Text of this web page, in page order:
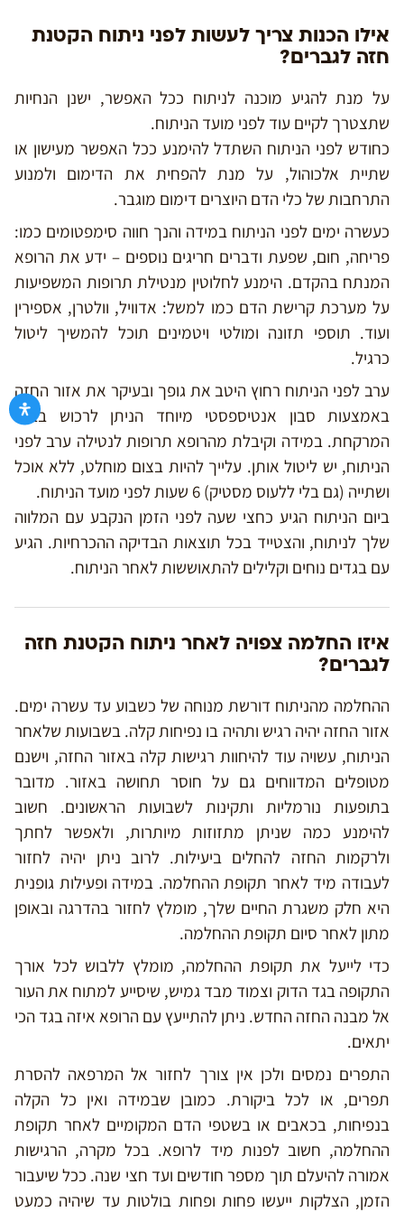
אילו הכנות צריך לעשות לפני ניתוח הקטנת
חזה לגברים?
על מנת להגיע מוכנה לניתוח ככל האפשר, ישנן הנחיות
שתצטרך לקיים עוד לפני מועד הניתוח.
כחודש לפני הניתוח השתדל להימנע ככל האפשר מעישון או
שתיית אלכוהול, על מנת להפחית את הדימום ולמנוע
התרחבות של כלי הדם היוצרים דימום מוגבר.
כעשרה ימים לפני הניתוח במידה והנך חווה סימפטומים כמו:
פריחה, חום, שפעת ודברים חריגים נוספים – ידע את הרופא
המנתח בהקדם. הימנע לחלוטין מנטילת תרופות המשפיעות
על מערכת קרישת הדם כמו למשל: אדוויל, וולטרן, אספירין
ועוד. תוספי תזונה ומולטי ויטמינים תוכל להמשיך ליטול
כרגיל.
ערב לפני הניתוח רחוץ היטב את גופך ובעיקר את אזור החזה
באמצעות סבון אנטיספסטי מיוחד הניתן לרכוש בבתי
המרקחת. במידה וקיבלת מהרופא תרופות לנטילה ערב לפני
הניתוח, יש ליטול אותן. עלייך להיות בצום מוחלט, ללא אוכל
ושתייה (גם בלי ללעוס מסטיק) 6 שעות לפני מועד הניתוח.
ביום הניתוח הגיע כחצי שעה לפני הזמן הנקבע עם המלווה
שלך לניתוח, והצטייד בכל תוצאות הבדיקה ההכרחיות. הגיע
עם בגדים נוחים וקלילים להתאוששות לאחר הניתוח.
איזו החלמה צפויה לאחר ניתוח הקטנת חזה
לגברים?
ההחלמה מהניתוח דורשת מנוחה של כשבוע עד עשרה ימים.
אזור החזה יהיה רגיש ותהיה בו נפיחות קלה. בשבועות שלאחר
הניתוח, עשויה עוד להיחוות רגישות קלה באזור החזה, וישנם
מטופלים המדווחים גם על חוסר תחושה באזור. מדובר
בתופעות נורמליות ותקינות לשבועות הראשונים. חשוב
להימנע כמה שניתן מתזוזות מיותרות, ולאפשר לחתך
ולרקמות החזה להחלים ביעילות. לרוב ניתן יהיה לחזור
לעבודה מיד לאחר תקופת ההחלמה. במידה ופעילות גופנית
היא חלק משגרת החיים שלך, מומלץ לחזור בהדרגה ובאופן
מתון לאחר סיום תקופת ההחלמה.
כדי לייעל את תקופת ההחלמה, מומלץ ללבוש לכל אורך
התקופה בגד הדוק וצמוד מבד גמיש, שיסייע למתוח את העור
אל מבנה החזה החדש. ניתן להתייעץ עם הרופא איזה בגד הכי
יתאים.
התפרים נמסים ולכן אין צורך לחזור אל המרפאה להסרת
תפרים, או לכל ביקורת. כמובן שבמידה ואין כל הקלה
בנפיחות, בכאבים או בשטפי הדם המקומיים לאחר תקופת
ההחלמה, חשוב לפנות מיד לרופא. בכל מקרה, הרגישות
אמורה להיעלם תוך מספר חודשים ועד חצי שנה. ככל שיעבור
הזמן, הצלקות ייעשו פחות ופחות בולטות עד שיהיה כמעט